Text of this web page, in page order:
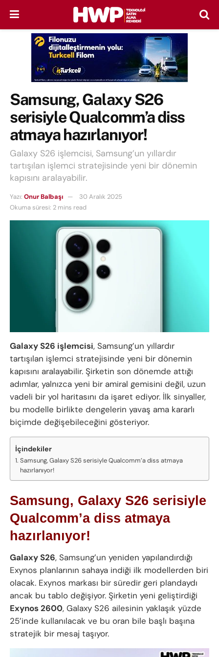
Samsung, Galaxy S26
serisiyle Qualcomm’a diss
atmaya hazırlanıyor!
Galaxy S26 işlemcisi, Samsung’un yıllardır
tartışılan işlemci stratejisinde yeni bir dönemin
kapısını aralayabilir.
Yazı: Onur Balbaşı
30 Aralık 2025
Okuma süresi: 2 mins read
Galaxy S26 işlemcisi, Samsung’un yıllardır
tartışılan işlemci stratejisinde yeni bir dönemin
kapısını aralayabilir. Şirketin son dönemde attığı
adımlar, yalnızca yeni bir amiral gemisini değil, uzun
vadeli bir yol haritasını da işaret ediyor. İlk sinyaller,
bu modelle birlikte dengelerin yavaş ama kararlı
biçimde değişebileceğini gösteriyor.
İçindekiler
Samsung, Galaxy S26 serisiyle Qualcomm’a diss atmaya
hazırlanıyor!
Samsung, Galaxy S26 serisiyle
Qualcomm’a diss atmaya
hazırlanıyor!
Galaxy S26, Samsung’un yeniden yapılandırdığı
Exynos planlarının sahaya indiği ilk modellerden biri
olacak. Exynos markası bir süredir geri plandaydı
ancak bu tablo değişiyor. Şirketin yeni geliştirdiği
Exynos 2600, Galaxy S26 ailesinin yaklaşık yüzde
25’inde kullanılacak ve bu oran bile başlı başına
stratejik bir mesaj taşıyor.